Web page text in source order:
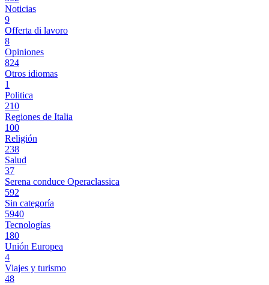
Noticias
9
Offerta di lavoro
8
Opiniones
824
Otros idiomas
1
Politica
210
Regiones de Italia
100
Religión
238
Salud
37
Serena conduce Operaclassica
592
Sin categoría
5940
Tecnologías
180
Unión Europea
4
Viajes y turismo
48